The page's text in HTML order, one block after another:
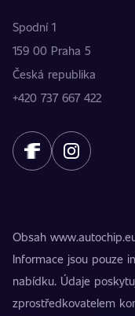
Spodní 1
159 00 Praha 5
Česká republika
+420 737 667 422
Obsah
Informace jsou pouze
nabídku. Údaje
zprostředkovatelem